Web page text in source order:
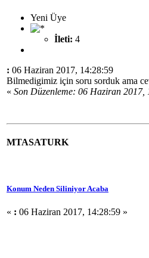
Yeni Üye
İleti: 4
: 06 Haziran 2017, 14:28:59
Bilmedigimiz için soru sorduk ama
« Son Düzenleme: 06 Haziran
MTASATURK
Konum Neden Siliniyor Acaba
« : 06 Haziran 2017, 14:28:59 »